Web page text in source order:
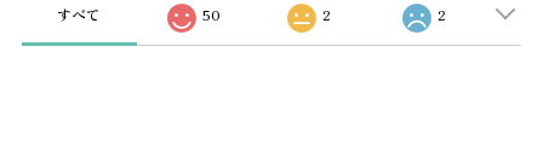
すべて 50 2 2